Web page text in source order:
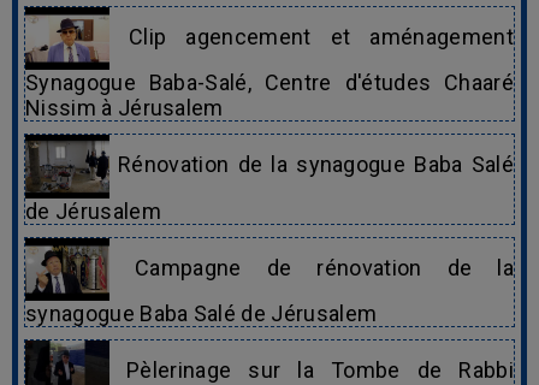
Clip agencement et aménagement
Synagogue Baba-Salé, Centre d'études Chaaré
Nissim à Jérusalem
Rénovation de la synagogue Baba Salé
de Jérusalem
Campagne de rénovation de la
synagogue Baba Salé de Jérusalem
Pèlerinage sur la Tombe de Rabbi